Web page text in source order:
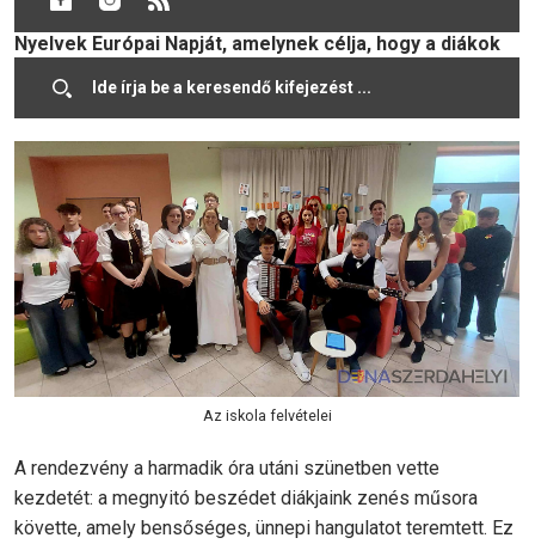
Magán Szakközépiskolában idén is megünnepelték a
Nyelvek Európai Napját, amelynek célja, hogy a diákok
nyelvi és kulturális sajátosságait.
Az iskola felvételei
A rendezvény a harmadik óra utáni szünetben vette
kezdetét: a megnyitó beszédet diákjaink zenés műsora
követte, amely bensőséges, ünnepi hangulatot teremtett. Ez